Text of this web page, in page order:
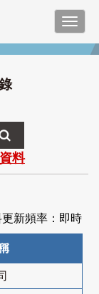
料
更新頻率：即時